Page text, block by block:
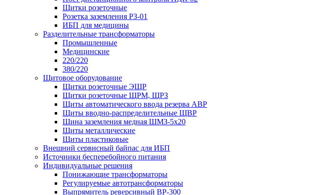
Щитки розеточные
Розетка заземления РЗ-01
ИБП для медицины
Разделительные трансформаторы
Промышленные
Медицинские
220/220
380/220
Щитовое оборудование
Щитки розеточные ЭЩР
Щитки розеточные ЩРМ, ЩРЗ
Щиты автоматического ввода резерва АВР
Щиты вводно-распределительные ЩВР
Шина заземления медная ШМЗ-5х20
Щиты металлические
Щиты пластиковые
Внешний сервисный байпас для ИБП
Источники бесперебойного питания
Индивидуальные решения
Понижающие трансформаторы
Регулируемые автотрансформаторы
Выпрямитель реверсивный ВР-300